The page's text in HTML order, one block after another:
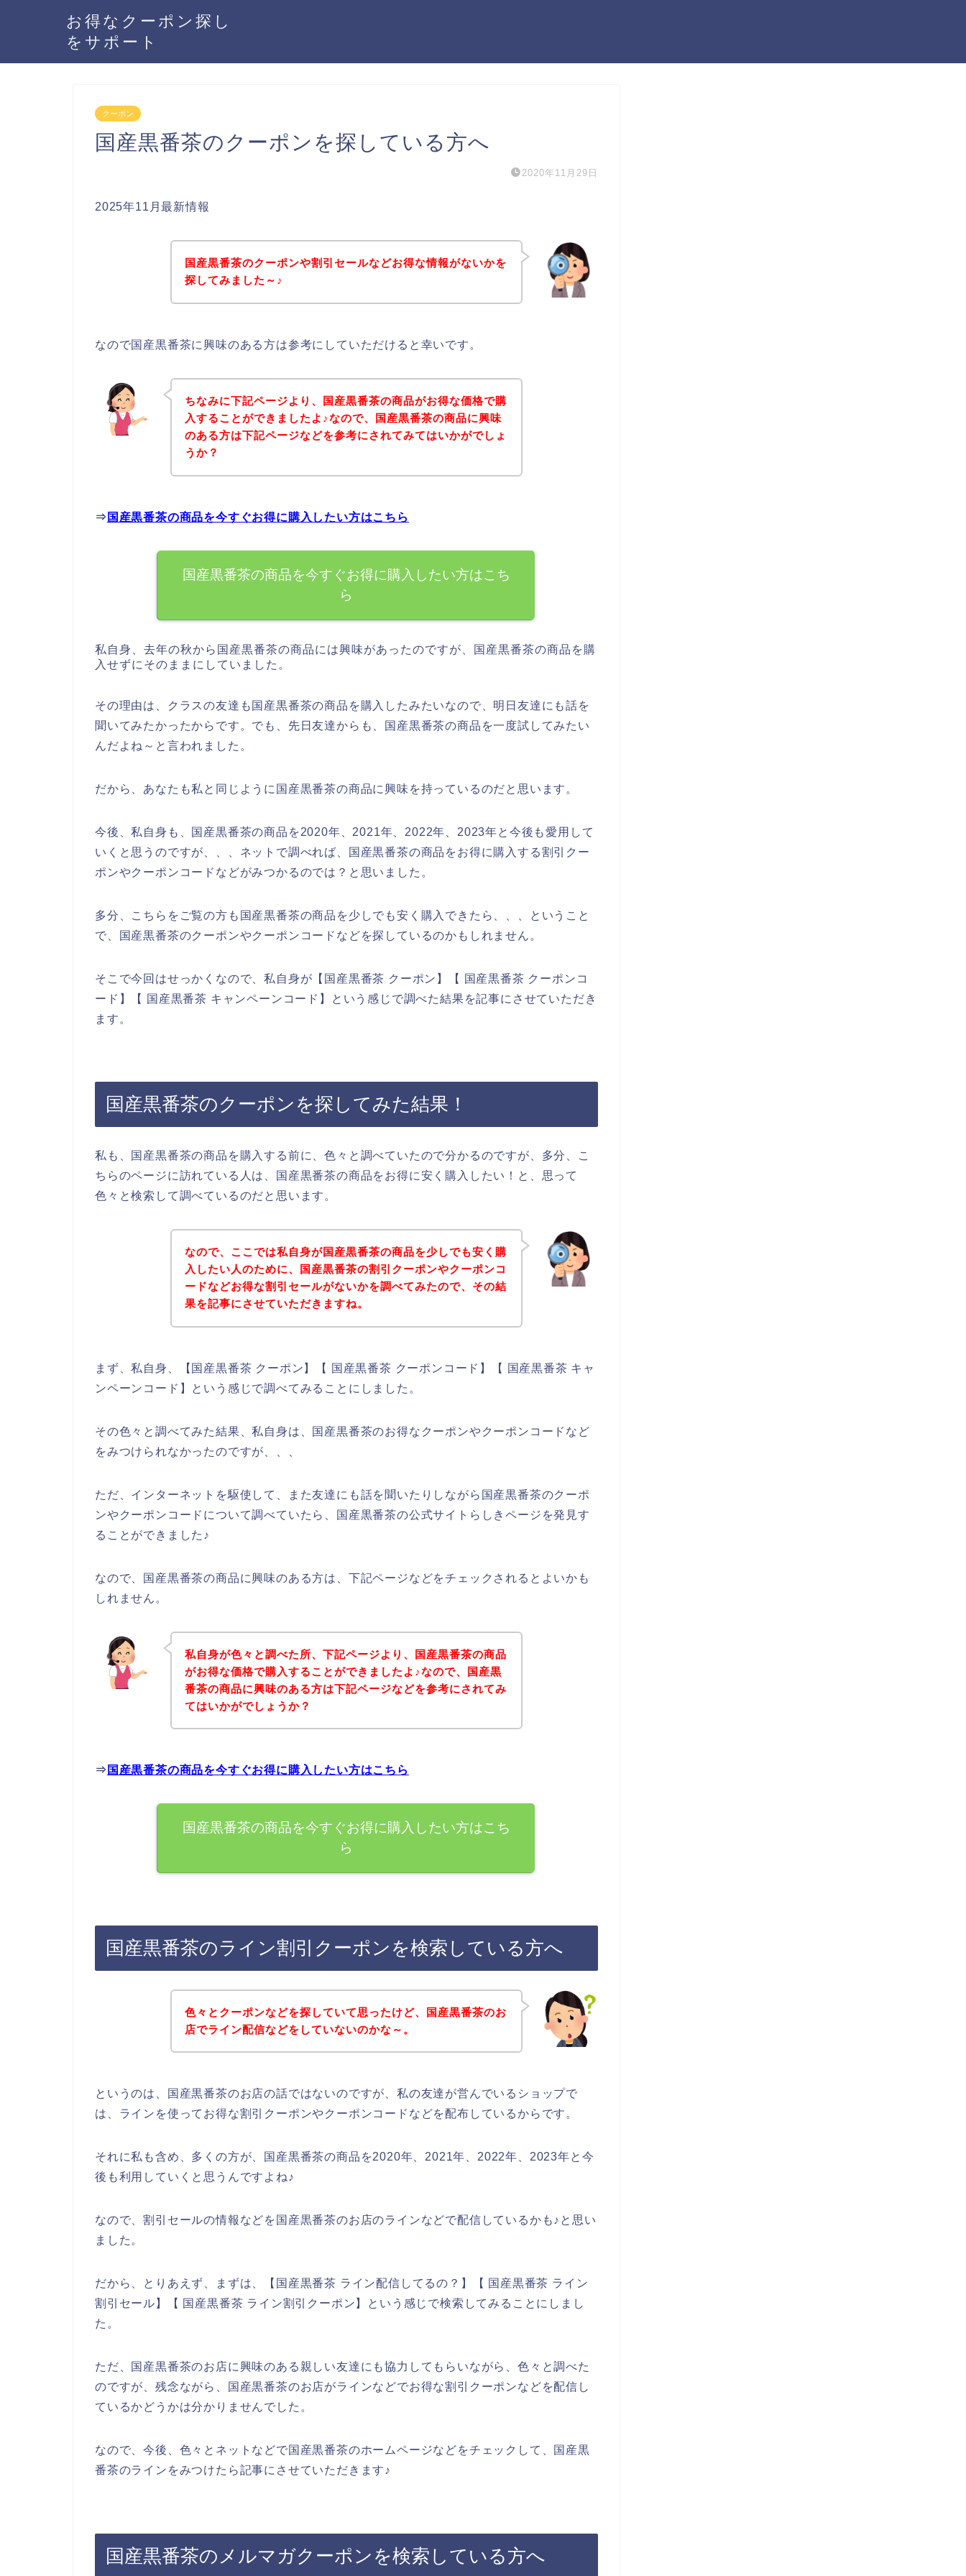
お得なクーポン探し
をサポート
クーポン
国産黒番茶のクーポンを探している方へ
2020年11月29日
2025年11月最新情報
国産黒番茶のクーポンや割引セールなどお得な情報がないかを
探してみました～♪
なので国産黒番茶に興味のある方は参考にしていただけると幸いです。
ちなみに下記ページより、国産黒番茶の商品がお得な価格で購
入することができましたよ♪なので、国産黒番茶の商品に興味
のある方は下記ページなどを参考にされてみてはいかがでしょ
うか？
⇒ 国産黒番茶の商品を今すぐお得に購入したい方はこちら
国産黒番茶の商品を今すぐお得に購入したい方はこち
ら
私自身、去年の秋から国産黒番茶の商品には興味があったのですが、国産黒番茶の商品を購
入せずにそのままにしていました。
その理由は、クラスの友達も国産黒番茶の商品を購入したみたいなので、明日友達にも話を
聞いてみたかったからです。でも、先日友達からも、国産黒番茶の商品を一度試してみたい
んだよね～と言われました。
だから、あなたも私と同じように国産黒番茶の商品に興味を持っているのだと思います。
今後、私自身も、国産黒番茶の商品を2020年、2021年、2022年、2023年と今後も愛用して
いくと思うのですが、、、ネットで調べれば、国産黒番茶の商品をお得に購入する割引クー
ポンやクーポンコードなどがみつかるのでは？と思いました。
多分、こちらをご覧の方も国産黒番茶の商品を少しでも安く購入できたら、、、ということ
で、国産黒番茶のクーポンやクーポンコードなどを探しているのかもしれません。
そこで今回はせっかくなので、私自身が【国産黒番茶 クーポン】【 国産黒番茶 クーポンコ
ード】【 国産黒番茶 キャンペーンコード】という感じで調べた結果を記事にさせていただき
ます。
国産黒番茶のクーポンを探してみた結果！
私も、国産黒番茶の商品を購入する前に、色々と調べていたので分かるのですが、多分、こ
ちらのページに訪れている人は、国産黒番茶の商品をお得に安く購入したい！と、思って
色々と検索して調べているのだと思います。
なので、ここでは私自身が国産黒番茶の商品を少しでも安く購
入したい人のために、国産黒番茶の割引クーポンやクーポンコ
ードなどお得な割引セールがないかを調べてみたので、その結
果を記事にさせていただきますね。
まず、私自身、【国産黒番茶 クーポン】【 国産黒番茶 クーポンコード】【 国産黒番茶 キャ
ンペーンコード】という感じで調べてみることにしました。
その色々と調べてみた結果、私自身は、国産黒番茶のお得なクーポンやクーポンコードなど
をみつけられなかったのですが、、、
ただ、インターネットを駆使して、また友達にも話を聞いたりしながら国産黒番茶のクーポ
ンやクーポンコードについて調べていたら、国産黒番茶の公式サイトらしきページを発見す
ることができました♪
なので、国産黒番茶の商品に興味のある方は、下記ページなどをチェックされるとよいかも
しれません。
私自身が色々と調べた所、下記ページより、国産黒番茶の商品
がお得な価格で購入することができましたよ♪なので、国産黒
番茶の商品に興味のある方は下記ページなどを参考にされてみ
てはいかがでしょうか？
⇒ 国産黒番茶の商品を今すぐお得に購入したい方はこちら
国産黒番茶の商品を今すぐお得に購入したい方はこち
ら
国産黒番茶のライン割引クーポンを検索している方へ
色々とクーポンなどを探していて思ったけど、国産黒番茶のお
店でライン配信などをしていないのかな～。
というのは、国産黒番茶のお店の話ではないのですが、私の友達が営んでいるショップで
は、ラインを使ってお得な割引クーポンやクーポンコードなどを配布しているからです。
それに私も含め、多くの方が、国産黒番茶の商品を2020年、2021年、2022年、2023年と今
後も利用していくと思うんですよね♪
なので、割引セールの情報などを国産黒番茶のお店のラインなどで配信しているかも♪と思い
ました。
だから、とりあえず、まずは、【国産黒番茶 ライン配信してるの？】【 国産黒番茶 ライン
割引セール】【 国産黒番茶 ライン割引クーポン】という感じで検索してみることにしまし
た。
ただ、国産黒番茶のお店に興味のある親しい友達にも協力してもらいながら、色々と調べた
のですが、残念ながら、国産黒番茶のお店がラインなどでお得な割引クーポンなどを配信し
ているかどうかは分かりませんでした。
なので、今後、色々とネットなどで国産黒番茶のホームページなどをチェックして、国産黒
番茶のラインをみつけたら記事にさせていただきます♪
国産黒番茶のメルマガクーポンを検索している方へ